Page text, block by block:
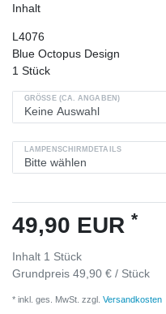
Inhalt
L4076
Blue Octopus Design
1 Stück
GRÖSSE (CA. ANGABEN)
LAMPENSCHIRMDETAILS
49,90 EUR *
Inhalt 1 Stück
Grundpreis 49,90 € / Stück
* inkl. ges. MwSt. zzgl. Versandkosten